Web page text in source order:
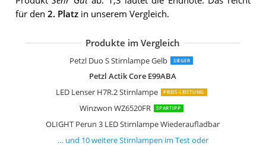
für den 2. Platzin unserem Vergleich.
Produkte im Vergleich
Petzl Duo S Stirnlampe Gelb SIEGER
Petzl Actik Core E99ABA
LED Lenser H7R.2 Stirnlampe
PREIS-LEISTUNG
Winzwon WZ6520FR SPARTIPP
OLIGHT Perun 3 LED Stirnlampe Wiederaufladbar
Ledlenser H19R Core Stirnlampe LED
Ledlenser H7R Core Stirnlampe LED
Sefitopher Stirnlampe LED
MoKo Stirnlampe LED
weneasker Led Kopflampe mit
… und 10weitereStirnlampen im Test oder